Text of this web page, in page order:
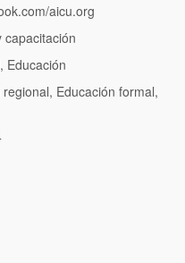
aicu.org
capacitación
Educación
Educación formal,